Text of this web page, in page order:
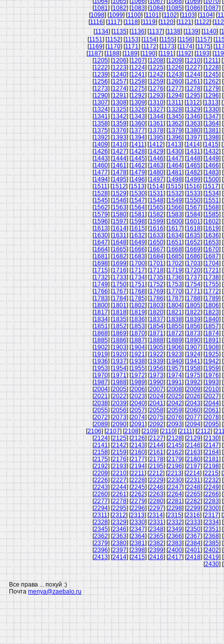
[1081] [1082] [1083] [1084] [1085] [1086] [1087] [
[1098] [1099] [1100] [1101] [1102] [1103] [1104] [
[1116] [1117] [1118] [1119] [1120] [1121] [1122] [
[1134] [1135] [1136] [1137] [1138] [1139] [1140] [
[1151] [1152] [1153] [1154] [1155] [1156] [1157] [
[1169] [1170] [1171] [1172] [1173] [1174] [1175] [
[1187] [1188] [1189] [1190] [1191] [1192] [1193] [
[1205] [1206] [1207] [1208] [1209] [1210] [1211] [
[1222] [1223] [1224] [1225] [1226] [1227] [1228] [
[1239] [1240] [1241] [1242] [1243] [1244] [1245] [
[1256] [1257] [1258] [1259] [1260] [1261] [1262] [
[1273] [1274] [1275] [1276] [1277] [1278] [1279] [
[1290] [1291] [1292] [1293] [1294] [1295] [1296] [
[1307] [1308] [1309] [1310] [1311] [1312] [1313] [
[1324] [1325] [1326] [1327] [1328] [1329] [1330] [
[1341] [1342] [1343] [1344] [1345] [1346] [1347] [
[1358] [1359] [1360] [1361] [1362] [1363] [1364] [
[1375] [1376] [1377] [1378] [1379] [1380] [1381] [
[1392] [1393] [1394] [1395] [1396] [1397] [1398] [
[1409] [1410] [1411] [1412] [1413] [1414] [1415] [
[1426] [1427] [1428] [1429] [1430] [1431] [1432] [
[1443] [1444] [1445] [1446] [1447] [1448] [1449] [
[1460] [1461] [1462] [1463] [1464] [1465] [1466] [
[1477] [1478] [1479] [1480] [1481] [1482] [1483] [
[1494] [1495] [1496] [1497] [1498] [1499] [1500] [
[1511] [1512] [1513] [1514] [1515] [1516] [1517] [
[1528] [1529] [1530] [1531] [1532] [1533] [1534] [
[1545] [1546] [1547] [1548] [1549] [1550] [1551] [
[1562] [1563] [1564] [1565] [1566] [1567] [1568] [
[1579] [1580] [1581] [1582] [1583] [1584] [1585] [
[1596] [1597] [1598] [1599] [1600] [1601] [1602] [
[1613] [1614] [1615] [1616] [1617] [1618] [1619] [
[1630] [1631] [1632] [1633] [1634] [1635] [1636] [
[1647] [1648] [1649] [1650] [1651] [1652] [1653] [
[1664] [1665] [1666] [1667] [1668] [1669] [1670] [
[1681] [1682] [1683] [1684] [1685] [1686] [1687] [
[1698] [1699] [1700] [1701] [1702] [1703] [1704] [
[1715] [1716] [1717] [1718] [1719] [1720] [1721] [
[1732] [1733] [1734] [1735] [1736] [1737] [1738] [
[1749] [1750] [1751] [1752] [1753] [1754] [1755] [
[1766] [1767] [1768] [1769] [1770] [1771] [1772] [
[1783] [1784] [1785] [1786] [1787] [1788] [1789] [
[1800] [1801] [1802] [1803] [1804] [1805] [1806] [
[1817] [1818] [1819] [1820] [1821] [1822] [1823] [
[1834] [1835] [1836] [1837] [1838] [1839] [1840] [
[1851] [1852] [1853] [1854] [1855] [1856] [1857] [
[1868] [1869] [1870] [1871] [1872] [1873] [1874] [
[1885] [1886] [1887] [1888] [1889] [1890] [1891] [
[1902] [1903] [1904] [1905] [1906] [1907] [1908] [
[1919] [1920] [1921] [1922] [1923] [1924] [1925] [
[1936] [1937] [1938] [1939] [1940] [1941] [1942] [
[1953] [1954] [1955] [1956] [1957] [1958] [1959] [
[1970] [1971] [1972] [1973] [1974] [1975] [1976] [
[1987] [1988] [1989] [1990] [1991] [1992] [1993] [
[2004] [2005] [2006] [2007] [2008] [2009] [2010] [
[2021] [2022] [2023] [2024] [2025] [2026] [2027] [
[2038] [2039] [2040] [2041] [2042] [2043] [2044] [
[2055] [2056] [2057] [2058] [2059] [2060] [2061] [
[2072] [2073] [2074] [2075] [2076] [2077] [2078] [
[2089] [2090] [2091] [2092] [2093] [2094] [2095] [
[2106] [2107] [2108] [2109] [2110] [2111] [2112] [
[2124] [2125] [2126] [2127] [2128] [2129] [2130] [
[2141] [2142] [2143] [2144] [2145] [2146] [2147] [
[2158] [2159] [2160] [2161] [2162] [2163] [2164] [
[2175] [2176] [2177] [2178] [2179] [2180] [2181] [
[2192] [2193] [2194] [2195] [2196] [2197] [2198] [
[2209] [2210] [2211] [2212] [2213] [2214] [2215] [
[2226] [2227] [2228] [2229] [2230] [2231] [2232] [
[2243] [2244] [2245] [2246] [2247] [2248] [2249] [
[2260] [2261] [2262] [2263] [2264] [2265] [2266] [
[2277] [2278] [2279] [2280] [2281] [2282] [2283] [
[2294] [2295] [2296] [2297] [2298] [2299] [2300] [
[2311] [2312] [2313] [2314] [2315] [2316] [2317] [
[2328] [2329] [2330] [2331] [2332] [2333] [2334] [
[2345] [2346] [2347] [2348] [2349] [2350] [2351] [
[2362] [2363] [2364] [2365] [2366] [2367] [2368] [
[2379] [2380] [2381] [2382] [2383] [2384] [2385] [
[2396] [2397] [2398] [2399] [2400] [2401] [2402] [
[2413] [2414] [2415] [2416] [2417] [2418] [2419] [
[2430] [
Все права ... похуй :)
Почтаmenya@zaebalo.ru